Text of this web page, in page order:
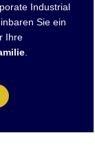
Industrial
Sie ein
Ihre